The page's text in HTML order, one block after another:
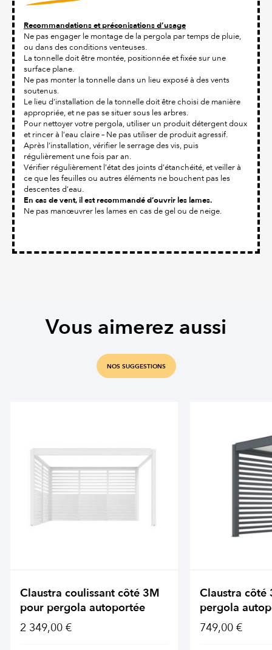
Recommandations et préconisations d’usage
Ne pas engager le montage de la pergola par temps de pluie,
ou dans des conditions venteuses.
La tonnelle doit être montée, positionnée et fixée sur une
surface plane.
Ne pas monter la tonnelle dans un lieu exposé à des vents
soutenus.
Le lieu d’installation de la tonnelle doit être choisi de manière
appropriée, et ne pas se situer sous les arbres.
Pour nettoyer votre pergola, utiliser un produit détergent doux
et rincer à l’eau claire – Ne pas utiliser de produit agressif.
Après l’installation, vérifier le serrage des vis, puis
régulièrement une fois par an.
Vérifier régulièrement l’état des joints d’étanchéité, et veiller à
ce que les feuilles ou autres éléments ne bouchent pas les
descentes d’eau.
En cas de vent, il est recommandé d’ouvrir les lames.
Ne pas manœuvrer les lames en cas de gel ou de neige.
Vous aimerez aussi
NOS SUGGESTIONS
Claustra coulissant côté 3M
pour pergola autoportée
2 349,00 €
Claustra côté
pergola
749,00 €